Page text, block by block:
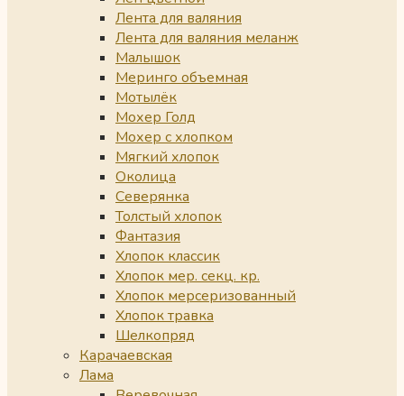
Лента для валяния
Лента для валяния меланж
Малышок
Меринго объемная
Мотылёк
Мохер Голд
Мохер с хлопком
Мягкий хлопок
Околица
Северянка
Толстый хлопок
Фантазия
Хлопок классик
Хлопок мер. секц. кр.
Хлопок мерсеризованный
Хлопок травка
Шелкопряд
Карачаевская
Лама